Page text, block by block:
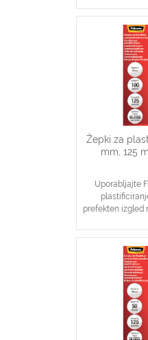
Idealno za
V pomoč pri
Žepki za
mm, 125
Uporabljajte
prefekten izgled
Idealno za
V pomoč pri